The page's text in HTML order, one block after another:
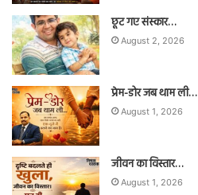
छूट गए संस्कार…
August 2, 2026
प्रेम-डोर जब थाम ली…
August 1, 2026
जीवन का विस्तार…
August 1, 2026